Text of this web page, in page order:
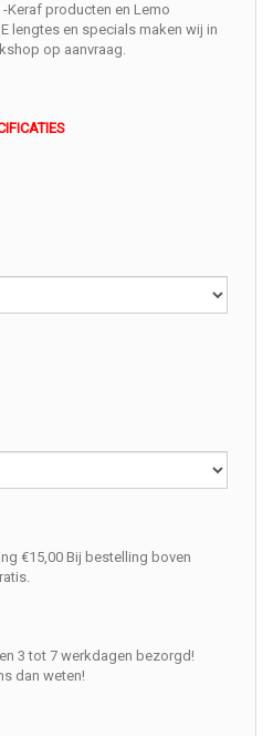
Keraf producten en Lemo
lengtes en specials maken wij in
op aanvraag.
€15,00 Bij bestelling boven
3 tot 7 werkdagen bezorgd!
dan weten!